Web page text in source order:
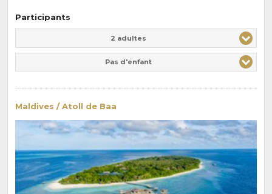
Participants
2 adultes
Pas d'enfant
Maldives / Atoll de Baa